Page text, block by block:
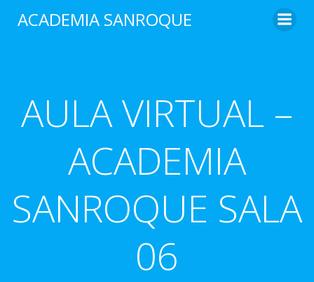
al
ACADEMIA SANROQUE
AULA VIRTUAL –
ACADEMIA
SANROQUE SALA
06